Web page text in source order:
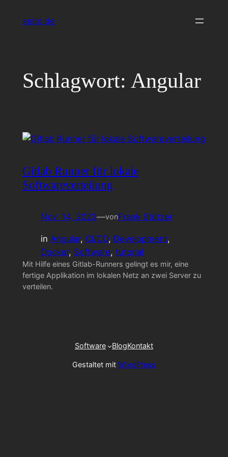
Inhaltseito.de
Schlagwort: Angular
Gitlab Runner für lokale
Softwareverteilung
Nov. 14, 2023—vonFrank Stützer
in Angular, CI/CD, Development
Docker, Software, tutorial
Mit Hilfe eines Gitlab-Runners gelingt es mir, eine
fertige Applikation im lokalen Netz an zwei Server zu
verteilen.
Software BlogKontakt
Gestaltet mit WordPress